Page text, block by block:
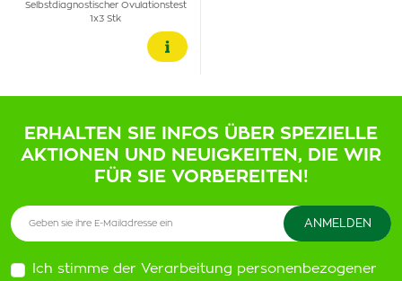
Selbstdiagnostischer Ovulationstest
1x3 Stk
ERHALTEN SIE INFOS ÜBER SPEZIELLE
AKTIONEN UND NEUIGKEITEN, DIE WIR
FÜR SIE VORBEREITEN!
Ich stimme der Verarbeitung personenbezogener